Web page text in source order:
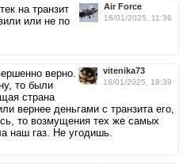
Air Force
16/01/2025, 11:36
на транзит
или не по
vitenika73
16/01/2025, 18:39
верно.
то были
страна
вернее деньгами с транзита его,
то возмущения тех же самых
наш газ. Не угодишь.